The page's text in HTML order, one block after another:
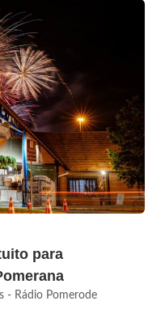
para
- Rádio Pomerode